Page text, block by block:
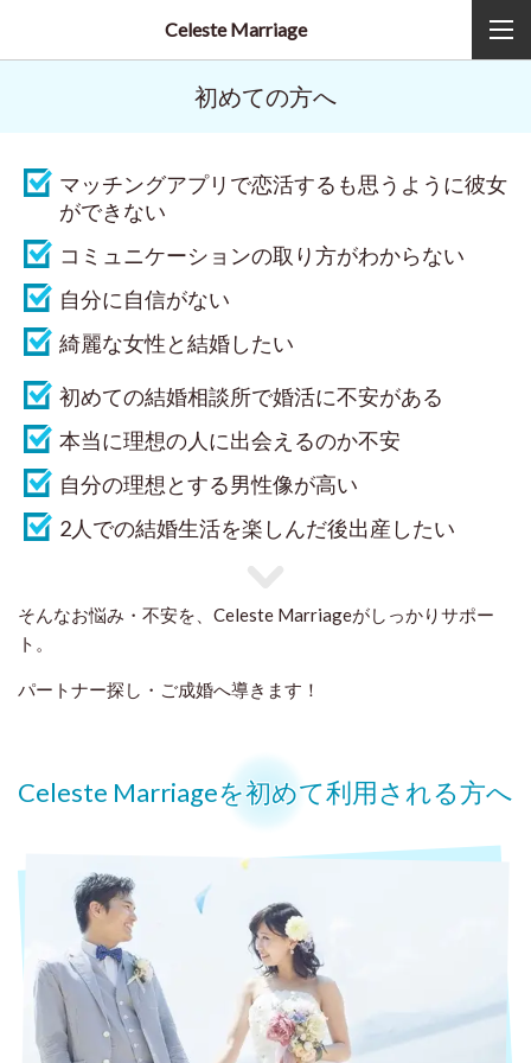
Celeste Marriage
初めての方へ
マッチングアプリで恋活するも思うように彼女
ができない
コミュニケーションの取り方がわからない
自分に自信がない
綺麗な女性と結婚したい
初めての結婚相談所で婚活に不安がある
本当に理想の人に出会えるのか不安
自分の理想とする男性像が高い
2人での結婚生活を楽しんだ後出産したい
そんなお悩み・不安を、Celeste Marriageがしっかりサポー
ト。
パートナー探し・ご成婚へ導きます！
Celeste Marriageを初めて利用される方へ